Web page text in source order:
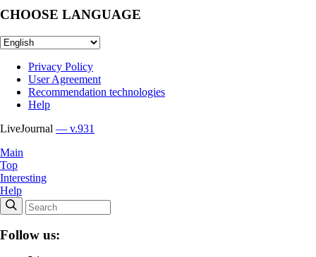
CHOOSE LANGUAGE
Privacy Policy
User Agreement
Recommendation technologies
Help
LiveJournal — v.931
Main
Top
Interesting
Help
Follow us: